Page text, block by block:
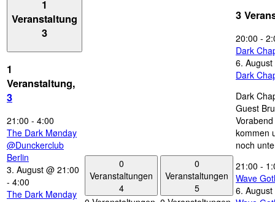
1
Veranstaltung
3
1
Veranstaltung,
3
21:00 - 4:00
The Dark Mønday
@Dunckerclub
Berlin
3. August @ 21:00
- 4:00
The Dark Mønday
0
Veranstaltungen
4
0
Veranstaltungen
5
3
20:00 -
Dark
6.
Dark
Dark
Guest
kommen
noch
21:00 -
Wave
6.